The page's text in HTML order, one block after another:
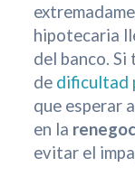
hipotecaria
del banco.
de dificultad
que esperar
en la
evitar el